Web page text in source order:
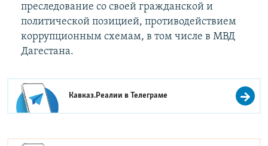
преследование со своей гражданской и
политической позицией, противодействием
коррупционным схемам, в том числе в МВД
Дагестана.
Кавказ.Реалии вТелеграме